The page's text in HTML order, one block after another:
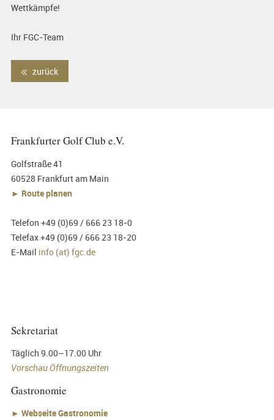
Wettkämpfe!
Ihr FGC-Team
zurück
Frankfurter Golf Club e.V.
Golfstraße 41
60528 Frankfurt am Main
► Route planen
Telefon +49 (0)69 / 666 23 18-0
Telefax +49 (0)69 / 666 23 18-20
E-Mail info (at) fgc.de
Sekretariat
Täglich 9.00–17.00 Uhr
Vorschau Öffnungszeiten
Gastronomie
► Webseite Gastronomie